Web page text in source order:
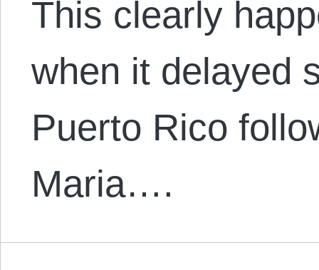
This clearly
when it delayed
Puerto Rico
Maria….